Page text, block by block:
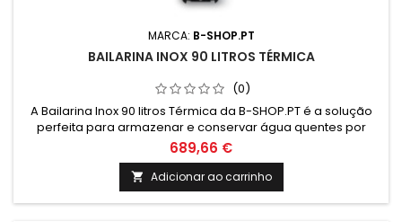
MARCA: B-SHOP.PT
BAILARINA INOX 90 LITROS TÉRMICA
(0)
A Bailarina Inox 90 litros Térmica da B-SHOP.PT é a solução
perfeita para armazenar e conservar água quentes por
longos períodos. Com design elegante e durabilidade
garantida, é o equipamento ideal para manter a
temperatura dos seus alimentos e bebidas.
689,66 €
 Adicionar ao carrinho